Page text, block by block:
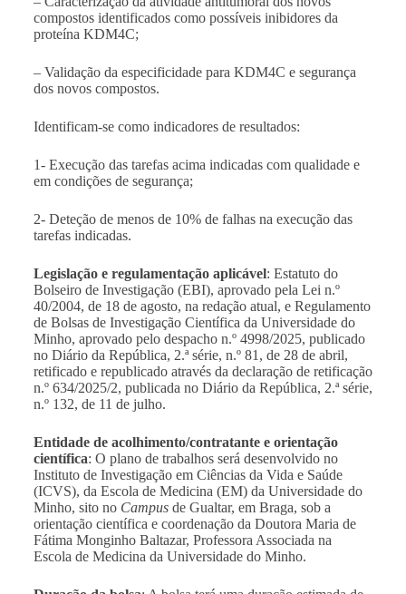
compostos identificados como possíveis inibidores da
proteína KDM4C;
– Validação da especificidade para KDM4C e segurança
dos novos compostos.
Identificam-se como indicadores de resultados:
1- Execução das tarefas acima indicadas com qualidade e
em condições de segurança;
2- Deteção de menos de 10% de falhas na execução das
tarefas indicadas.
Legislação e regulamentação aplicável: Estatuto do
Bolseiro de Investigação (EBI), aprovado pela Lei n.º
40/2004, de 18 de agosto, na redação atual, e Regulamento
de Bolsas de Investigação Científica da Universidade do
Minho, aprovado pelo despacho n.º 4998/2025, publicado
no Diário da República, 2.ª série, n.º 81, de 28 de abril,
retificado e republicado através da declaração de retificação
n.º 634/2025/2, publicada no Diário da República, 2.ª série,
n.º 132, de 11 de julho.
Entidade de acolhimento/contratante e orientação
científica: O plano de trabalhos será desenvolvido no
Instituto de Investigação em Ciências da Vida e Saúde
(ICVS), da Escola de Medicina (EM) da Universidade do
Minho, sito no Campusde Gualtar, em Braga, sob a
orientação científica e coordenação da Doutora Maria de
Fátima Monginho Baltazar, Professora Associada na
Escola de Medicina da Universidade do Minho.